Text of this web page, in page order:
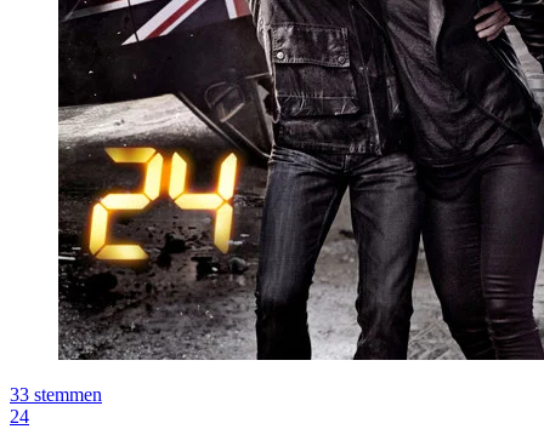
33 stemmen
24